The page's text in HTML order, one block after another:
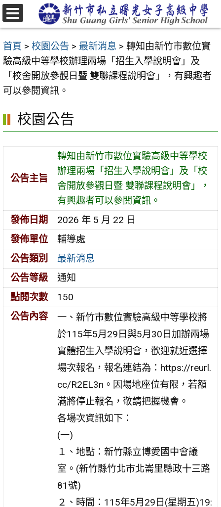
跳
至
要
內
區
首頁 > 校園公告 > 最新消息 > 轉知由新竹市數位實
驗高級中等學校辦理兩場「招生入學說明會」及
「校舍開放參觀日暨 雙聯課程說明會」，有興趣者
可以參閱資訊。
校園公告
公告主旨
轉知由新竹市數位實驗高級中等學校
辦理兩場「招生入學說明會」及「校
舍開放參觀日暨 雙聯課程說明會」，
有興趣者可以參閱資訊。
發佈日期
2026 年 5 月 22 日
發佈單位
輔導處
公告類別
最新消息
公告等級
通知
點閱次數
150
公告內容
一、新竹市數位實驗高級中等學校將
於115年5月29日與5月30日加辦兩場
實體招生入學說明會，歡迎就近選擇
場次報名，報名連結為：https://reurl.
cc/R2EL3n。因場地座位有限，若額
滿將停止報名，敬請把握機會。
各場次資訊如下：
(一)
１、地點：新竹縣立博愛國中會議
室。(新竹縣竹北市北崙里縣政十三路
81號)
２、時間：115年5月29日(星期五)19:
選
單